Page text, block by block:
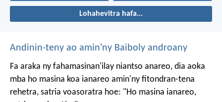
Lohahevitra hafa...
Andinin-teny ao amin'ny Baiboly androany
Fa araka ny fahamasinan'ilay niantso anareo, dia aoka
mba ho masina koa ianareo amin'ny fitondran-tena
rehetra, satria voasoratra hoe: "Ho masina ianareo,